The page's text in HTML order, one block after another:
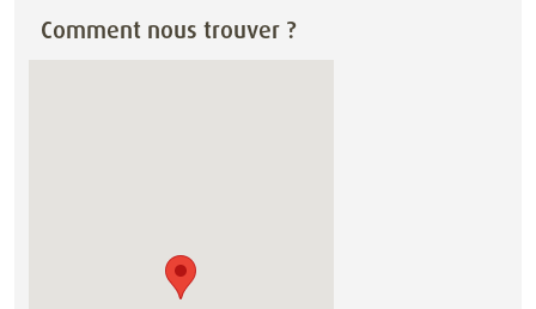
Comment nous trouver ?